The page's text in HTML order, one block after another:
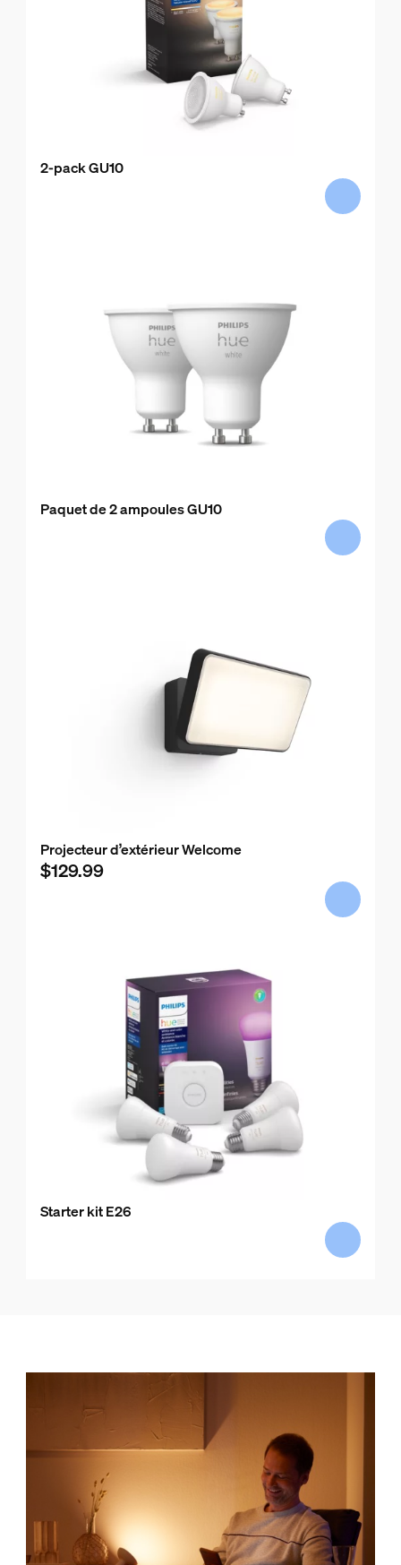
2-pack GU10
Paquet de 2 ampoules GU10
Projecteur d’extérieur Welcome
$129.99
Starter kit E26